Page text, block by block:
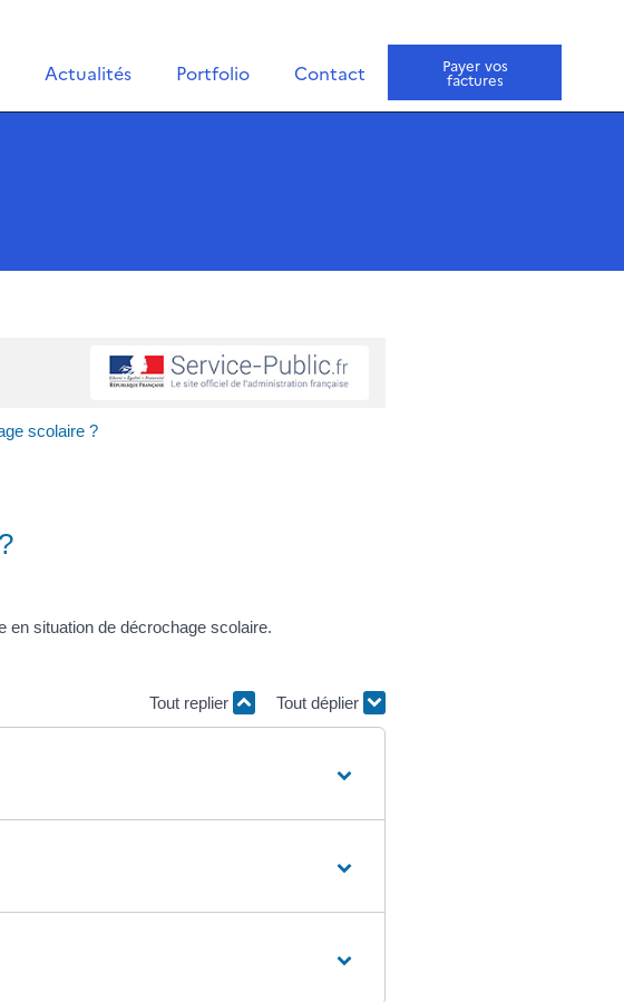
Actualités Portfolio Contact Payer vos
factures
scolaire ?
en situation de décrochage scolaire.
Tout replier Tout déplier